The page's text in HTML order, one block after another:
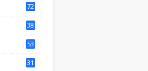
72
38
53
31